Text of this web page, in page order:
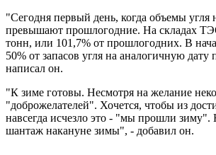
"Сегодня первый день, когда объемы угля
превышают прошлогодние. На складах
тонн, или 101,7% от прошлогодних. В
50% от запасов угля на аналогичную
написал он.
"К зиме готовы. Несмотря на желание
"доброжелателей". Хочется, чтобы из
навсегда исчезло это - "мы прошли зиму".
шантаж накануне зимы", - добавил он.